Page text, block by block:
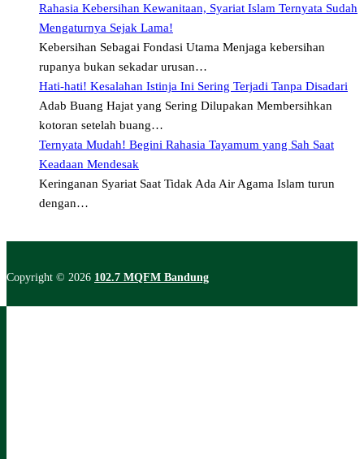
Rahasia Kebersihan Kewanitaan, Syariat Islam Ternyata Sudah
Mengaturnya Sejak Lama!
Kebersihan Sebagai Fondasi Utama Menjaga kebersihan
rupanya bukan sekadar urusan…
Hati-hati! Kesalahan Istinja Ini Sering Terjadi Tanpa Disadari
Adab Buang Hajat yang Sering Dilupakan Membersihkan
kotoran setelah buang…
Ternyata Mudah! Begini Rahasia Tayamum yang Sah Saat
Keadaan Mendesak
Keringanan Syariat Saat Tidak Ada Air Agama Islam turun
dengan…
Copyright © 2026 102.7 MQFM Bandung